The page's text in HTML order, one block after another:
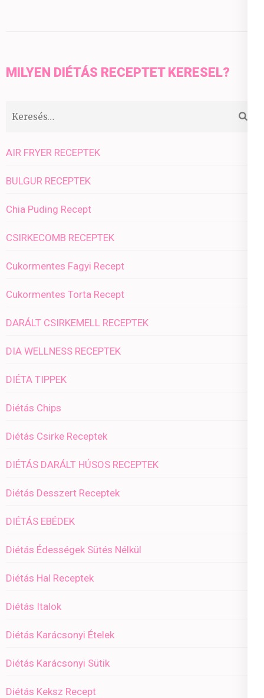
MILYEN DIÉTÁS RECEPTET KERESEL?
Keresés:
AIR FRYER RECEPTEK
BULGUR RECEPTEK
Chia Puding Recept
CSIRKECOMB RECEPTEK
Cukormentes Fagyi Recept
Cukormentes Torta Recept
DARÁLT CSIRKEMELL RECEPTEK
DIA WELLNESS RECEPTEK
DIÉTA TIPPEK
Diétás Chips
Diétás Csirke Receptek
DIÉTÁS DARÁLT HÚSOS RECEPTEK
Diétás Desszert Receptek
DIÉTÁS EBÉDEK
Diétás Édességek Sütés Nélkül
Diétás Hal Receptek
Diétás Italok
Diétás Karácsonyi Ételek
Diétás Karácsonyi Sütik
Diétás Keksz Recept